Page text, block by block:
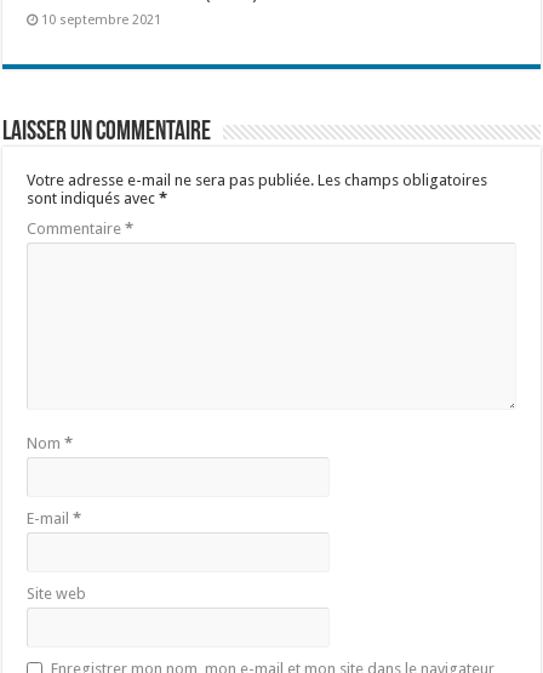
10 septembre 2021
Laisser un commentaire
Votre adresse e-mail ne sera pas publiée. Les champs obligatoires
sont indiqués avec*
Commentaire*
Nom*
E-mail*
Site web
Enregistrer mon nom, mon e-mail et mon site dans le navigateur